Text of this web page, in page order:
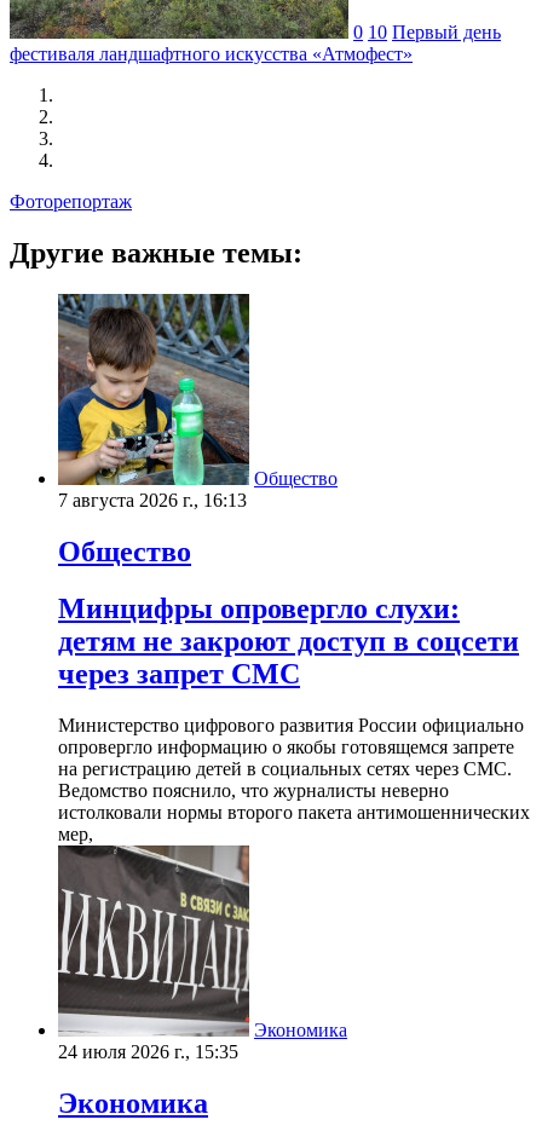
0 10 Первый день
фестиваля ландшафтного искусства «Атмофест»
Фоторепортаж
Другие важные темы:
Общество
7 августа 2026 г., 16:13
Общество
Минцифры опровергло слухи:
детям не закроют доступ в соцсети
через запрет СМС
Министерство цифрового развития России официально
опровергло информацию о якобы готовящемся запрете
на регистрацию детей в социальных сетях через СМС.
Ведомство пояснило, что журналисты неверно
истолковали нормы второго пакета антимошеннических
мер,
Экономика
24 июля 2026 г., 15:35
Экономика